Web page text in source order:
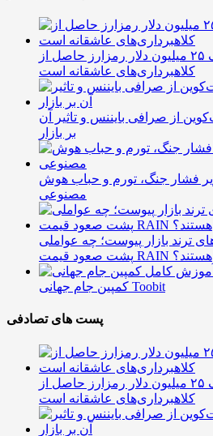
آمریکا در پی توقیف ۲۵ میلیون دلار رمزارز حاصل از
کلاهبرداری‌های عاشقانه است
بیت‌کوین از صرافی بایننس و تاثیر آن
بر بازار
فشار جنگ، تورم و حباب هوش
مصنوعی
ترند بازار پیوست؛ چه عواملی
پشت صعود قیمت RAIN هستند؟
کمپین جام جهانی Toobit
پست های تصادفی
آمریکا در پی توقیف ۲۵ میلیون دلار رمزارز حاصل از
کلاهبرداری‌های عاشقانه است